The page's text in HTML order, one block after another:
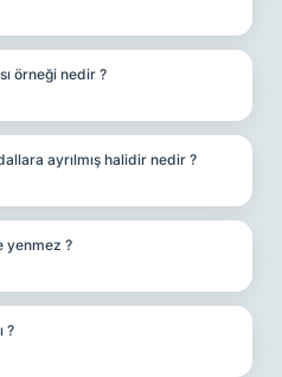
örneği nedir ?
ayrılmış halidir nedir ?
yenmez ?
?